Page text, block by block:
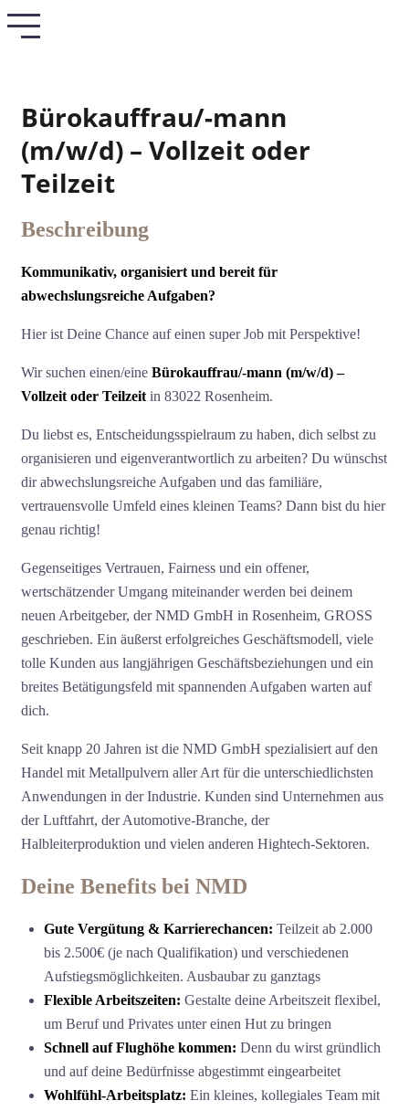
Bürokauffrau/-mann
(m/w/d) – Vollzeit oder
Teilzeit
Beschreibung
Kommunikativ, organisiert und bereit für
abwechslungsreiche Aufgaben?
Hier ist Deine Chance auf einen super Job mit Perspektive!
Wir suchen einen/eine Bürokauffrau/-mann (m/w/d) –
Vollzeit oder Teilzeit in 83022 Rosenheim.
Du liebst es, Entscheidungsspielraum zu haben, dich selbst zu
organisieren und eigenverantwortlich zu arbeiten? Du wünschst
dir abwechslungsreiche Aufgaben und das familiäre,
vertrauensvolle Umfeld eines kleinen Teams? Dann bist du hier
genau richtig!
Gegenseitiges Vertrauen, Fairness und ein offener,
wertschätzender Umgang miteinander werden bei deinem
neuen Arbeitgeber, der NMD GmbH in Rosenheim, GROSS
geschrieben. Ein äußerst erfolgreiches Geschäftsmodell, viele
tolle Kunden aus langjährigen Geschäftsbeziehungen und ein
breites Betätigungsfeld mit spannenden Aufgaben warten auf
dich.
Seit knapp 20 Jahren ist die NMD GmbH spezialisiert auf den
Handel mit Metallpulvern aller Art für die unterschiedlichsten
Anwendungen in der Industrie. Kunden sind Unternehmen aus
der Luftfahrt, der Automotive-Branche, der
Halbleiterproduktion und vielen anderen Hightech-Sektoren.
Deine Benefits bei NMD
Gute Vergütung & Karrierechancen: Teilzeit ab 2.000
bis 2.500€ (je nach Qualifikation) und verschiedenen
Aufstiegsmöglichkeiten. Ausbaubar zu ganztags
Flexible Arbeitszeiten: Gestalte deine Arbeitszeit flexibel,
um Beruf und Privates unter einen Hut zu bringen
Schnell auf Flughöhe kommen: Denn du wirst gründlich
und auf deine Bedürfnisse abgestimmt eingearbeitet
Wohlfühl-Arbeitsplatz: Ein kleines, kollegiales Team mit